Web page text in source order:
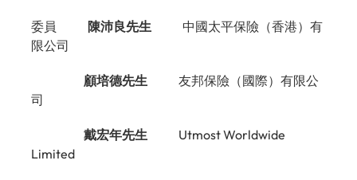
委員 陳沛良先生
             中國太平保險（香港）有
限公司
顧培德先生
             友邦保險（國際）有限公
司
戴宏年先生
             Utmost Worldwide
Limited